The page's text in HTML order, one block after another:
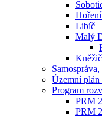
Libíč
Malý
Územní plán
Program
PRM
PRM